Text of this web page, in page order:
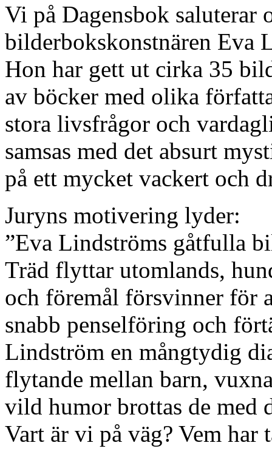
Vi på Dagensbok saluterar
bilderbokskonstnären Eva
Hon har gett ut cirka 35
av böcker med olika
stora livsfrågor och
samsas med det absurt
på ett mycket vackert och
Juryns motivering lyder:
”Eva Lindströms gåtfulla
Träd flyttar utomlands,
och föremål försvinner för
snabb penselföring och
Lindström en mångtydig
flytande mellan barn,
vild humor brottas de med
Vart är vi på väg? Vem har